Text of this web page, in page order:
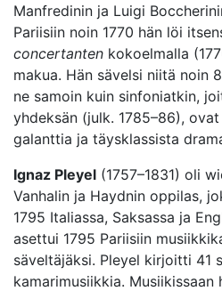
Manfredinin ja Luigi
Pariisiin noin 1770 hän löi
concertanten kokoelmalla
makua. Hän sävelsi niitä noin
ne samoin kuin sinfoniatkin,
yhdeksän (julk. 1785–86),
galanttia ja täysklassista
Ignaz Pleyel (1757–1831) oli
Vanhalin ja Haydnin oppilas,
1795 Italiassa, Saksassa ja
asettui 1795 Pariisiin
säveltäjäksi. Pleyel kirjoitti 41
kamarimusiikkia.